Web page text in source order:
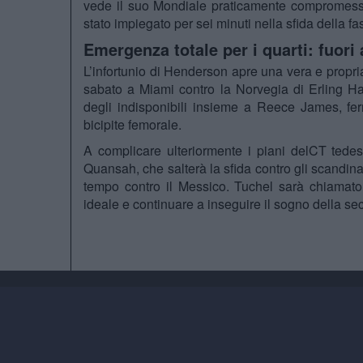
vede il suo Mondiale praticamente
stato impiegato per sei minuti nella sfida della
Emergenza totale per i quarti: fuori
L’infortunio di Henderson apre una vera e
sabato a Miami contro la Norvegia di Erling
degli indisponibili insieme a Reece James,
bicipite femorale.
A complicare ulteriormente i piani delCT
Quansah, che salterà la sfida contro gli
tempo contro il Messico. Tuchel sarà
ideale e continuare a inseguire il sogno della